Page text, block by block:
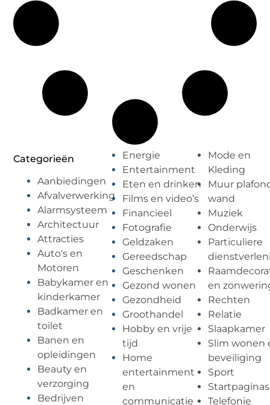
Categorieën
Aanbiedingen
Afvalverwerking
Alarmsysteem
Architectuur
Attracties
Auto's en
Motoren
Babykamer en
kinderkamer
Badkamer en
toilet
Banen en
opleidingen
Beauty en
verzorging
Bedrijven
Energie
Entertainment
Eten en drinken
Films en video’s
Financieel
Fotografie
Geldzaken
Gereedschap
Geschenken
Gezond wonen
Gezondheid
Groothandel
Hobby en vrije
tijd
Home
entertainment
en
communicatie
Mode en
Kleding
Muur
wand
Muziek
Onderwijs
Particuliere
en
Rechten
Relatie
Slaapkamer
Slim wonen
beveiliging
Sport
Startpaginas
Telefonie